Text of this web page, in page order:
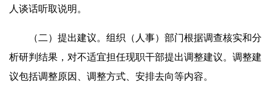
人谈话听取说明。
（二）提出建议。组织（人事）部门根据调查核实和分
析研判结果，对不适宜担任现职干部提出调整建议。调整建
议包括调整原因、调整方式、安排去向等内容。